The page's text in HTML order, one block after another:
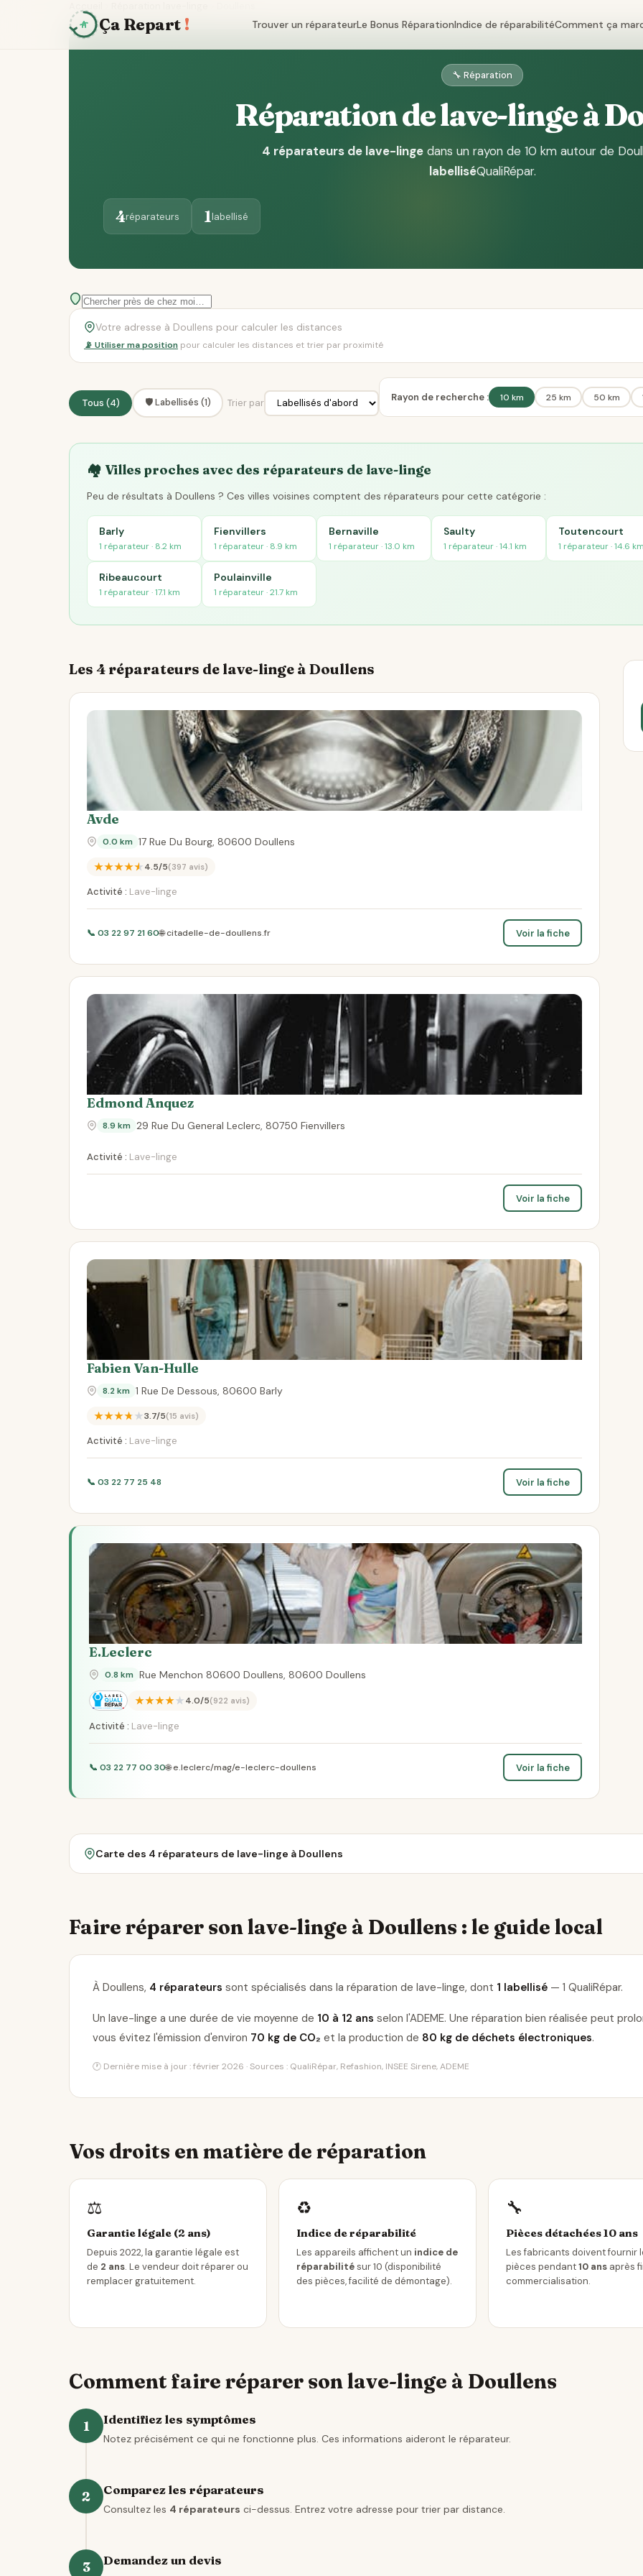
Ça Repart ! Trouver un réparateurLe Bonus RéparationIndice de réparabilitéComment ça
🔧 Réparation
Réparation de lave-linge à
4 réparateurs de lave-lingedans un rayon de 10 km autour de
labelliséQualiRépar.
4réparateurs 1labellisé
📡 Utiliser ma position pour calculer les distances et trier par proximité
Tous (4) 🛡️ Labellisés (1) Trier par Rayon de recherche : 10 km 25 km 50 km
🏘️ Villes proches avec des réparateurs de lave-linge
Peu de résultats à Doullens ? Ces villes voisines comptent des réparateurs pour cette catégorie :
Barly
1 réparateur · 8.2 km
Fienvillers
1 réparateur · 8.9 km
Bernaville
1 réparateur · 13.0 km
Saulty
1 réparateur · 14.1 km
Toutencourt
1 réparateur · 14.6 km
Ribeaucourt
1 réparateur · 17.1 km
Poulainville
1 réparateur · 21.7 km
Les 4 réparateurs de lave-linge à Doullens
Avde
0.0 km 17 Rue Du Bourg, 80600 Doullens
★★★★★4.5/5(397 avis)
Activité : Lave-linge
📞 03 22 97 21 60🌐 citadelle-de-doullens.fr Voir la fiche
Edmond Anquez
8.9 km 29 Rue Du General Leclerc, 80750 Fienvillers
Activité : Lave-linge
Voir la fiche
Fabien Van-Hulle
8.2 km 1 Rue De Dessous, 80600 Barly
★★★★★3.7/5(15 avis)
Activité : Lave-linge
📞 03 22 77 25 48 Voir la fiche
E.Leclerc
0.8 km Rue Menchon 80600 Doullens, 80600 Doullens
★★★★★4.0/5(922 avis)
Activité : Lave-linge
📞 03 22 77 00 30🌐 e.leclerc/mag/e-leclerc-doullens Voir la fiche
Carte des 4 réparateurs de lave-linge à Doullens
Faire réparer son lave-linge à Doullens : le guide local
À Doullens, 4 réparateurs sont spécialisés dans la réparation de lave-linge, dont 1 labellisé — 1 QualiRépar.
Un lave-linge a une durée de vie moyenne de 10 à 12 ans selon l'ADEME. Une réparation bien réalisée peut
vous évitez l'émission d'environ 70 kg de CO₂ et la production de 80 kg de déchets électroniques.
🕐 Dernière mise à jour : février 2026 · Sources : QualiRépar, Refashion, INSEE Sirene, ADEME
Vos droits en matière de réparation
⚖️
Garantie légale (2 ans)
Depuis 2022, la garantie légale est
de 2 ans. Le vendeur doit réparer ou
remplacer gratuitement.
♻️
Indice de réparabilité
Les appareils affichent un indice de
réparabilitésur 10 (disponibilité
des pièces, facilité de démontage).
🔧
Pièces détachées 10 ans
Les fabricants doivent fournir
pièces pendant10 ans après
commercialisation.
Comment faire réparer son lave-linge à Doullens
1 Identifiez les symptômes
Notez précisément ce qui ne fonctionne plus. Ces informations aideront le réparateur.
2 Comparez les réparateurs
Consultez les 4 réparateurs ci-dessus. Entrez votre adresse pour trier par distance.
3 Demandez un devis